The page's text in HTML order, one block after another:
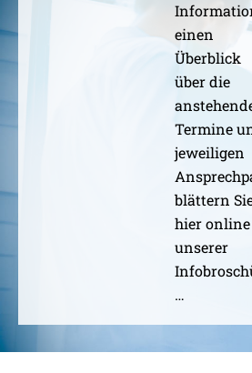
einen
Überblick
über die
Termine
jeweiligen
blättern
hier
unserer
…